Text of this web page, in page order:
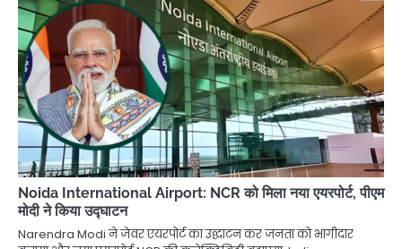
Noida International Airport: NCR को मिला नया एयरपोर्ट, पीएम
मोदी ने किया उद्घाटन
Narendra Modi ने जेवर एयरपोर्ट का उद्घाटन कर जनता को भागीदार